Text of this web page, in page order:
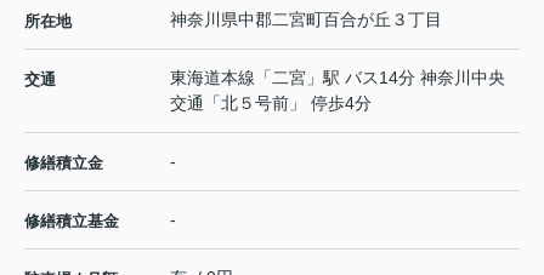
所在地 神奈川県中郡二宮町百合が丘 ３丁目
交通 東海道本線 「 二宮 」駅 バス14分 神奈川中央
交通「北５号前」 停歩4分
修繕積立金 -
修繕積立基金 -